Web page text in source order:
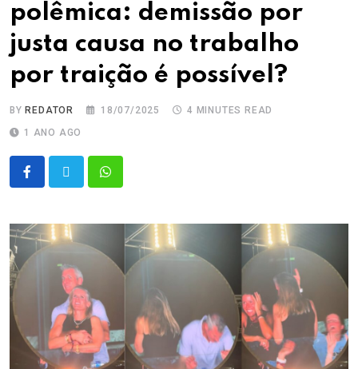
polêmica: demissão por
justa causa no trabalho
por traição é possível?
BY REDATOR 18/07/2025
4 MINUTES READ
1 ANO AGO